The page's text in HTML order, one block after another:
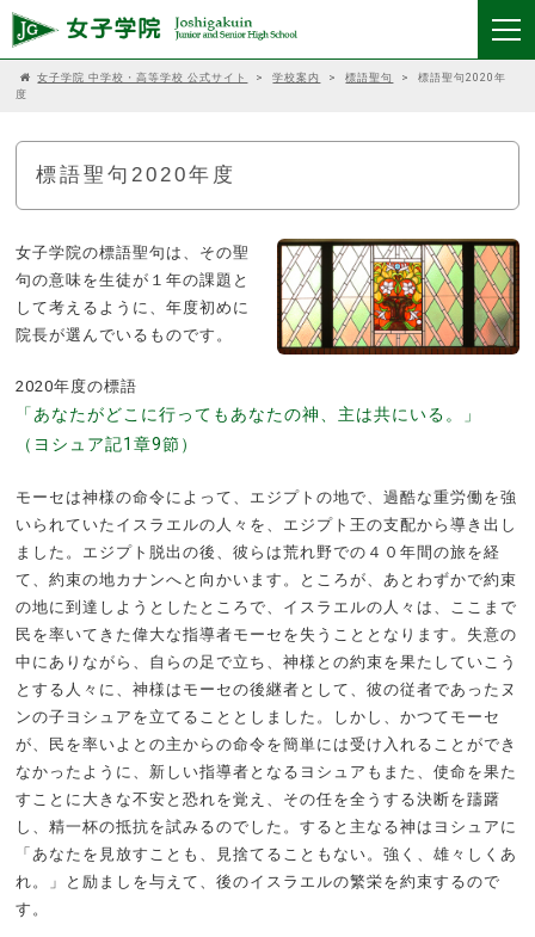
女子学院 中学校・高等学校 公式サイト > 学校案内 > 標語聖句 >
標語聖句2020年
度
標語聖句2020年度
女子学院の標語聖句は、その聖
句の意味を生徒が１年の課題と
して考えるように、年度初めに
院長が選んでいるものです。
2020年度の標語
「あなたがどこに行ってもあなたの神、主は共にいる。」
（ヨシュア記1章9節）
モーセは神様の命令によって、エジプトの地で、過酷な重労働を強
いられていたイスラエルの人々を、エジプト王の支配から導き出し
ました。エジプト脱出の後、彼らは荒れ野での４０年間の旅を経
て、約束の地カナンへと向かいます。ところが、あとわずかで約束
の地に到達しようとしたところで、イスラエルの人々は、ここまで
民を率いてきた偉大な指導者モーセを失うこととなります。失意の
中にありながら、自らの足で立ち、神様との約束を果たしていこう
とする人々に、神様はモーセの後継者として、彼の従者であったヌ
ンの子ヨシュアを立てることとしました。しかし、かつてモーセ
が、民を率いよとの主からの命令を簡単には受け入れることができ
なかったように、新しい指導者となるヨシュアもまた、使命を果た
すことに大きな不安と恐れを覚え、その任を全うする決断を躊躇
し、精一杯の抵抗を試みるのでした。すると主なる神はヨシュアに
「あなたを見放すことも、見捨てることもない。強く、雄々しくあ
れ。」と励ましを与えて、後のイスラエルの繁栄を約束するので
す。